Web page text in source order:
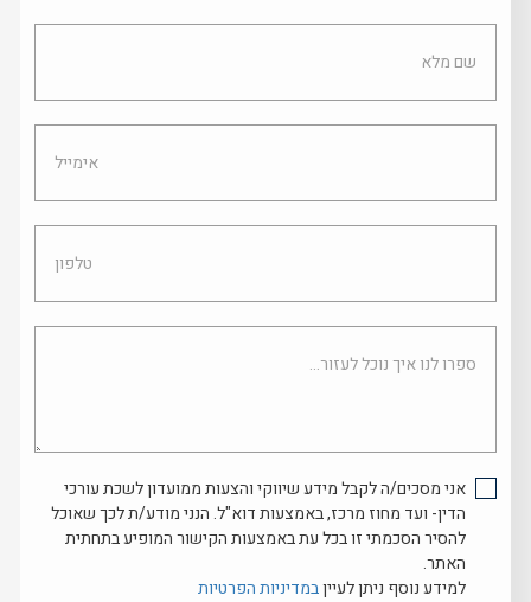
שם
מלא
אימייל
טלפון
ספרו
לנו
אני מסכים/ה לקבל מידע שיווקי והצעות ממועדון לשכת עורכי
הדין- ועד מחוז מרכז, באמצעות דוא"ל. הנני מודע/ת לכך שאוכל
להסיר הסכמתי זו בכל עת באמצעות הקישור המופיע בתחתית
האתר.
למידע נוסף ניתן לעייןבמדיניות הפרטיות